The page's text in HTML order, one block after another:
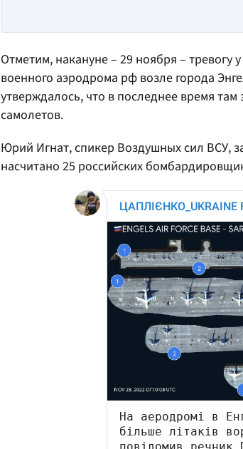
Отметим, накануне – 29 ноября –
военного аэродрома рф возле города
утверждалось, что в последнее время
самолетов.
Юрий Игнат, спикер Воздушных сил ВСУ,
насчитано 25 российских